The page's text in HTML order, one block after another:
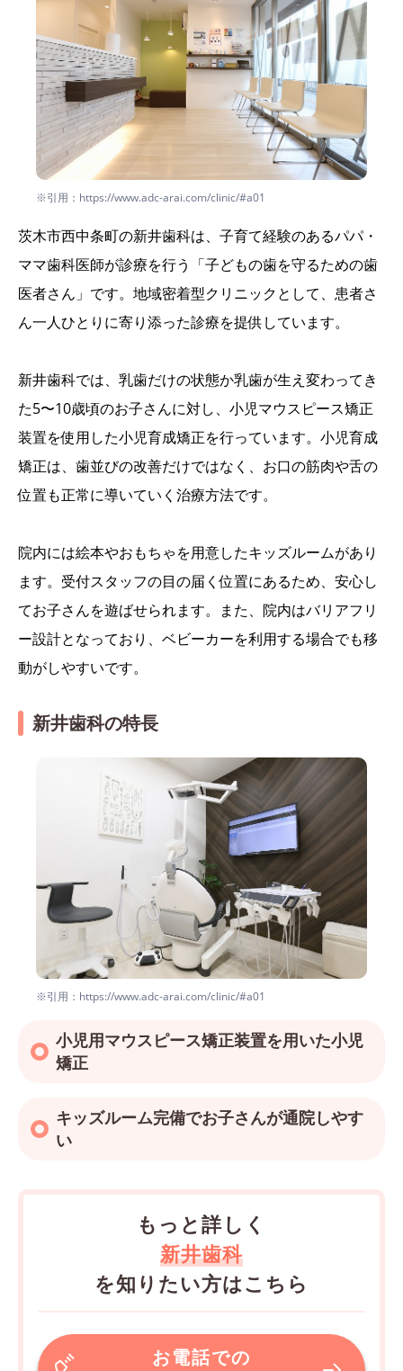
※引用：https://www.adc-arai.com/clinic/#a01
茨木市西中条町の新井歯科は、子育て経験のあるパパ・
ママ歯科医師が診療を行う「子どもの歯を守るための歯
医者さん」です。地域密着型クリニックとして、患者さ
ん一人ひとりに寄り添った診療を提供しています。
新井歯科では、乳歯だけの状態か乳歯が生え変わってき
た5〜10歳頃のお子さんに対し、小児マウスピース矯正
装置を使用した小児育成矯正を行っています。小児育成
矯正は、歯並びの改善だけではなく、お口の筋肉や舌の
位置も正常に導いていく治療方法です。
院内には絵本やおもちゃを用意したキッズルームがあり
ます。受付スタッフの目の届く位置にあるため、安心し
てお子さんを遊ばせられます。また、院内はバリアフリ
ー設計となっており、ベビーカーを利用する場合でも移
動がしやすいです。
新井歯科の特長
※引用：https://www.adc-arai.com/clinic/#a01
小児用マウスピース矯正装置を用いた小児
矯正
キッズルーム完備でお子さんが通院しやす
い
もっと詳しく
新井歯科
を知りたい方はこちら
お電話での